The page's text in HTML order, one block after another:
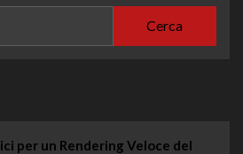
Cerca
per un Rendering Veloce del